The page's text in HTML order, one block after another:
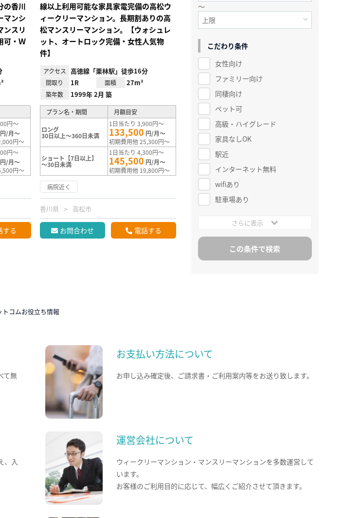
の香川
マンシ
ンスリ
可・Ｗ
円～
円/月～
円～
円～
円/月～
円～
する
線以上利用可能な家具家電完備の高松ウ
ィークリーマンション。長期割ありの高
松マンスリーマンション。【ウォシュレ
ット、オートロック完備・女性人気物
件】
アクセス 高徳線「栗林駅」徒歩16分
間取り 1R 面積 27m²
築年数 1999年 2月 築
プラン名・期間 月額目安
ロング
30日以上～360日未満
1日当たり 3,900円～
133,500 円/月～
初期費用他 25,300円～
ショート【7日以上】
～30日未満
1日当たり 4,300円～
145,500 円/月～
初期費用他 19,800円～
病院近く
香川県 高松市
お問合わせ 電話する
～
こだわり条件
女性向け
ファミリー向け
同棲向け
ペット可
高級・ハイグレード
家具なしOK
駅近
インターネット無料
wifiあり
駐車場あり
さらに表示
コムお役立ち情報
て無
お支払い方法について
お申し込み確定後、ご請求書・ご利用案内等をお送り致します。
、入
運営会社について
ウィークリーマンション・マンスリーマンションを多数運営して
います。
お客様のご利用目的に応じて、幅広くご紹介させて頂きます。